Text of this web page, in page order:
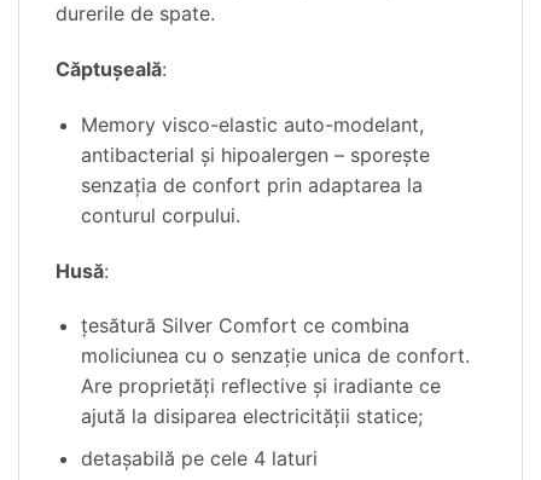
durerile de spate.
Căptușeală:
Memory visco-elastic auto-modelant,
antibacterial și hipoalergen – sporește
senzația de confort prin adaptarea la
conturul corpului.
Husă:
țesătură Silver Comfort ce combina
moliciunea cu o senzație unica de confort.
Are proprietăți reflective și iradiante ce
ajută la disiparea electricității statice;
detașabilă pe cele 4 laturi